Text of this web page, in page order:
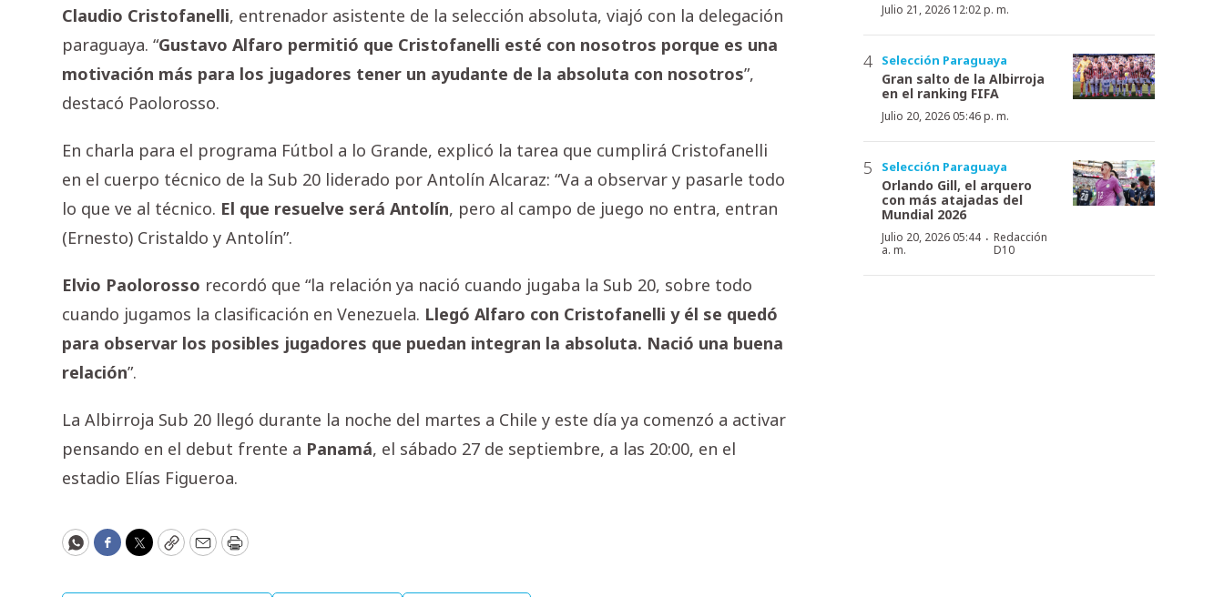
Claudio Cristofanelli, entrenador asistente de la selección absoluta, viajó con la delegación
paraguaya. “Gustavo Alfaro permitió que Cristofanelli esté con nosotros porque es una
motivación más para los jugadores tener un ayudante de la absoluta con nosotros”,
destacó Paolorosso.
En charla para el programa Fútbol a lo Grande, explicó la tarea que cumplirá Cristofanelli
en el cuerpo técnico de la Sub 20 liderado por Antolín Alcaraz: “Va a observar y pasarle todo
lo que ve al técnico. El que resuelve será Antolín, pero al campo de juego no entra, entran
(Ernesto) Cristaldo y Antolín”.
Elvio Paolorosso recordó que “la relación ya nació cuando jugaba la Sub 20, sobre todo
cuando jugamos la clasificación en Venezuela. Llegó Alfaro con Cristofanelli y él se quedó
para observar los posibles jugadores que puedan integran la absoluta. Nació una buena
relación”.
La Albirroja Sub 20 llegó durante la noche del martes a Chile y este día ya comenzó a activar
pensando en el debut frente a Panamá, el sábado 27 de septiembre, a las 20:00, en el
estadio Elías Figueroa.
WhatsApp
Facebook
Twitter
CopyEmailPrint
Julio 21, 2026 12:02 p. m.
Selección Paraguaya
Gran salto de la Albirroja
en el ranking FIFA
Julio 20, 2026 05:46 p. m.
Selección Paraguaya
Orlando Gill, el arquero
con más atajadas del
Mundial 2026
Julio 20, 2026 05:44
a. m.
·Redacción
D10